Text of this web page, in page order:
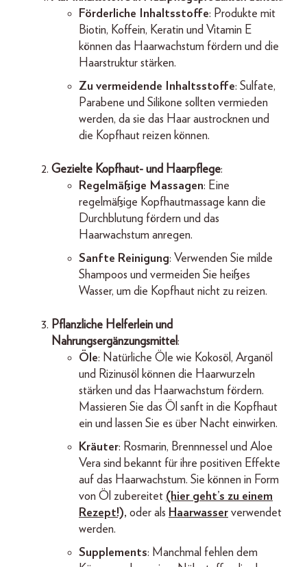
Förderliche Inhaltsstoffe: Produkte mit
Biotin, Koffein, Keratin und Vitamin E
können das Haarwachstum fördern und die
Haarstruktur stärken.
Zu vermeidende Inhaltsstoffe: Sulfate,
Parabene und Silikone sollten vermieden
werden, da sie das Haar austrocknen und
die Kopfhaut reizen können.
Gezielte Kopfhaut- und Haarpflege:
Regelmäßige Massagen: Eine
regelmäßige Kopfhautmassage kann die
Durchblutung fördern und das
Haarwachstum anregen.
Sanfte Reinigung: Verwenden Sie milde
Shampoos und vermeiden Sie heißes
Wasser, um die Kopfhaut nicht zu reizen.
Pflanzliche Helferlein und
Nahrungsergänzungsmittel:
Öle: Natürliche Öle wie Kokosöl, Arganöl
und Rizinusöl können die Haarwurzeln
stärken und das Haarwachstum fördern.
Massieren Sie das Öl sanft in die Kopfhaut
ein und lassen Sie es über Nacht einwirken.
Kräuter: Rosmarin, Brennnessel und Aloe
Vera sind bekannt für ihre positiven Effekte
auf das Haarwachstum. Sie können in Form
von Öl zubereitet (hier geht’s zu einem
Rezept!), oder als Haarwasser verwendet
werden.
Supplements: Manchmal fehlen dem